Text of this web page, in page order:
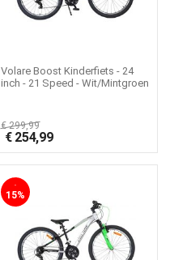
Volare Boost Kinderfiets - 24
inch - 21 Speed - Wit/Mintgroen
€299,99
€ 254,99
-
15%